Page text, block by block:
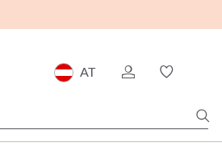
AT